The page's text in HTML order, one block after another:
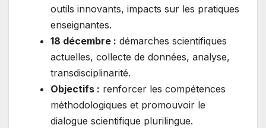
outils innovants, impacts sur les pratiques
enseignantes.
18 décembre : démarches scientifiques
actuelles, collecte de données, analyse,
transdisciplinarité.
Objectifs : renforcer les compétences
méthodologiques et promouvoir le
dialogue scientifique plurilingue.